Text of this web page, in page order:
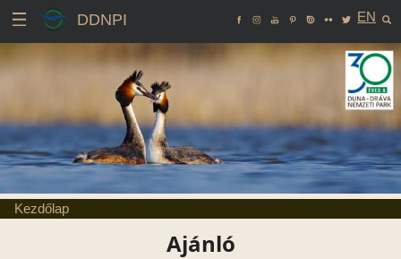
DDNPI EN
Kezdőlap
Ajánló